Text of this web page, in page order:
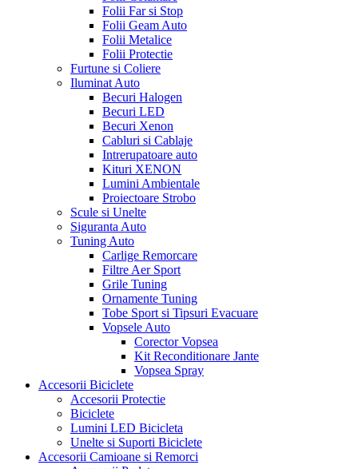
Folii Far si Stop
Folii Geam Auto
Folii Metalice
Folii Protectie
Furtune si Coliere
Iluminat Auto
Becuri Halogen
Becuri LED
Becuri Xenon
Cabluri si Cablaje
Intrerupatoare auto
Kituri XENON
Lumini Ambientale
Proiectoare Strobo
Scule si Unelte
Siguranta Auto
Tuning Auto
Carlige Remorcare
Filtre Aer Sport
Grile Tuning
Ornamente Tuning
Tobe Sport si Tipsuri Evacuare
Vopsele Auto
Corector Vopsea
Kit Reconditionare Jante
Vopsea Spray
Accesorii Biciclete
Accesorii Protectie
Biciclete
Lumini LED Bicicleta
Unelte si Suporti Biciclete
Accesorii Camioane si Remorci